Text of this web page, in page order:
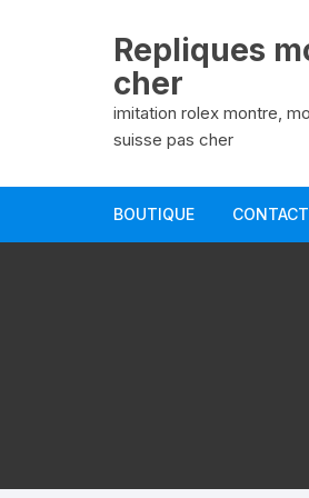
Repliques
cher
imitation rolex montre,
suisse pas cher
BOUTIQUE